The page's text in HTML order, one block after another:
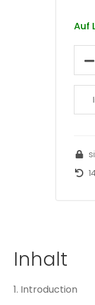
Auf
Inhalt
1. Introduction